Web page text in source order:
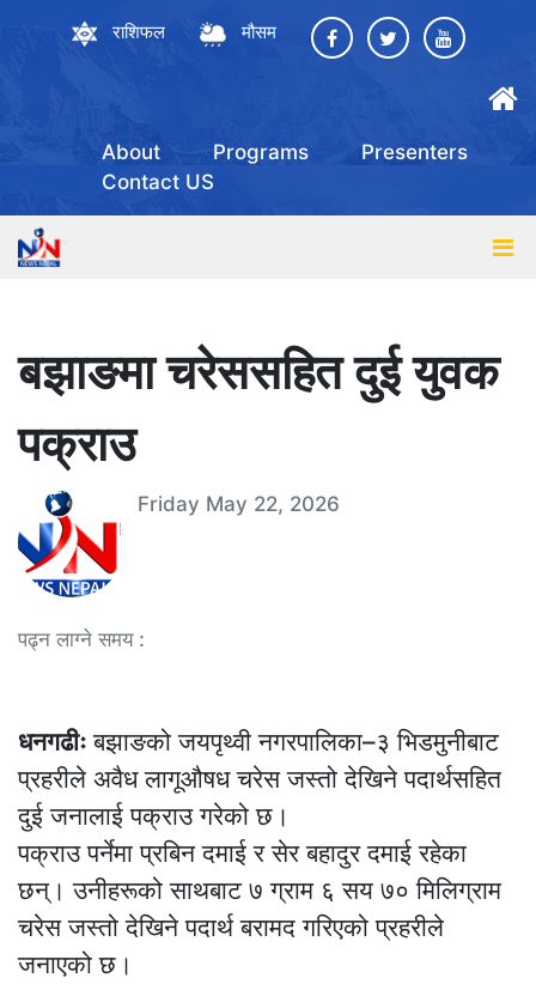
राशिफल मौसम
About Programs
Presenters
Contact US
बझाङमा चरेससहित दुई युवक
पक्राउ
Friday May 22, 2026
पढ्न लाग्ने समय :
धनगढीः बझाङको जयपृथ्वी नगरपालिका–३ भिडमुनीबाट
प्रहरीले अवैध लागूऔषध चरेस जस्तो देखिने पदार्थसहित
दुई जनालाई पक्राउ गरेको छ।
पक्राउ पर्नेमा प्रबिन दमाई र सेर बहादुर दमाई रहेका
छन्। उनीहरूको साथबाट ७ ग्राम ६ सय ७० मिलिग्राम
चरेस जस्तो देखिने पदार्थ बरामद गरिएको प्रहरीले
जनाएको छ।